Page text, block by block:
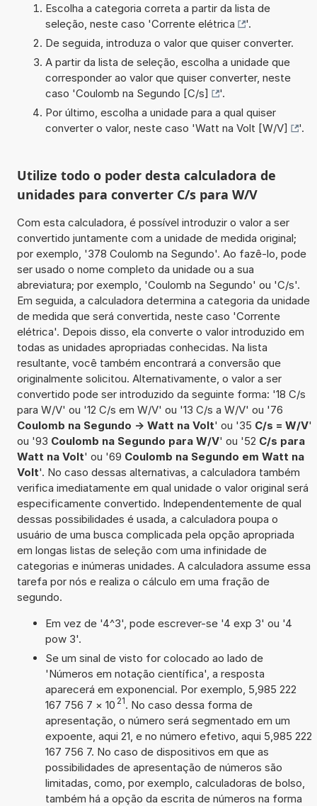
Escolha a categoria correta a partir da lista de
seleção, neste caso 'Corrente elétrica
'.
De seguida, introduza o valor que quiser converter.
A partir da lista de seleção, escolha a unidade que
corresponder ao valor que quiser converter, neste
caso 'Coulomb na Segundo [C/s]
'.
Por último, escolha a unidade para a qual quiser
converter o valor, neste caso 'Watt na Volt [W/V] '.
Utilize todo o poder desta calculadora de
unidades para converter C/s para W/V
Com esta calculadora, é possível introduzir o valor a ser
convertido juntamente com a unidade de medida original;
por exemplo, '378 Coulomb na Segundo'. Ao fazê-lo, pode
ser usado o nome completo da unidade ou a sua
abreviatura; por exemplo, 'Coulomb na Segundo' ou 'C/s'.
Em seguida, a calculadora determina a categoria da unidade
de medida que será convertida, neste caso 'Corrente
elétrica'. Depois disso, ela converte o valor introduzido em
todas as unidades apropriadas conhecidas. Na lista
resultante, você também encontrará a conversão que
originalmente solicitou. Alternativamente, o valor a ser
convertido pode ser introduzido da seguinte forma: '18 C/s
para W/V' ou '12 C/s em W/V' ou '13 C/s a W/V' ou '76
Coulomb na Segundo -> Watt na Volt' ou '35 C/s = W/V'
ou '93 Coulomb na Segundo para W/V' ou '52 C/s para
Watt na Volt' ou '69 Coulomb na Segundo em Watt na
Volt'. No caso dessas alternativas, a calculadora também
verifica imediatamente em qual unidade o valor original será
especificamente convertido. Independentemente de qual
dessas possibilidades é usada, a calculadora poupa o
usuário de uma busca complicada pela opção apropriada
em longas listas de seleção com uma infinidade de
categorias e inúmeras unidades. A calculadora assume essa
tarefa por nós e realiza o cálculo em uma fração de
segundo.
Em vez de '4^3', pode escrever-se '4 exp 3' ou '4
pow 3'.
Se um sinal de visto for colocado ao lado de
'Números em notação científica', a resposta
aparecerá em exponencial. Por exemplo, 5,985 222
167 756 7 × 10 21. No caso dessa forma de
apresentação, o número será segmentado em um
expoente, aqui 21, e no número efetivo, aqui 5,985 222
167 756 7. No caso de dispositivos em que as
possibilidades de apresentação de números são
limitadas, como, por exemplo, calculadoras de bolso,
também há a opção da escrita de números na forma